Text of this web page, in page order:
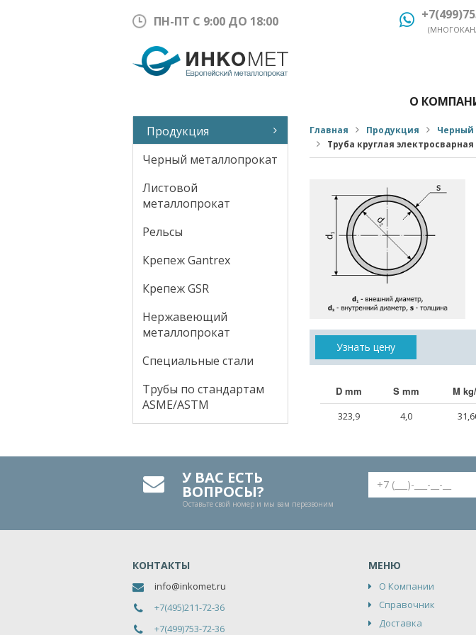
ПН-ПТ С 9:00 ДО 18:00
Продукция
Черный металлопрокат
Листовой
металлопрокат
Рельсы
Крепеж Gantrex
Крепеж GSR
Нержавеющий
металлопрокат
Специальные стали
Трубы по стандартам
ASME/ASTM
О
Главная Продукция Черный
Труба круглая электросварная
Узнать цену
D mm S mm M
323,9 4,0
У ВАС ЕСТЬ
ВОПРОСЫ?
Оставьте свой номер и мы вам перезвоним
КОНТАКТЫ
info@inkomet.ru
+7(495)211-72-36
+7(499)753-72-36
МЕНЮ
О Компании
Справочник
Доставка